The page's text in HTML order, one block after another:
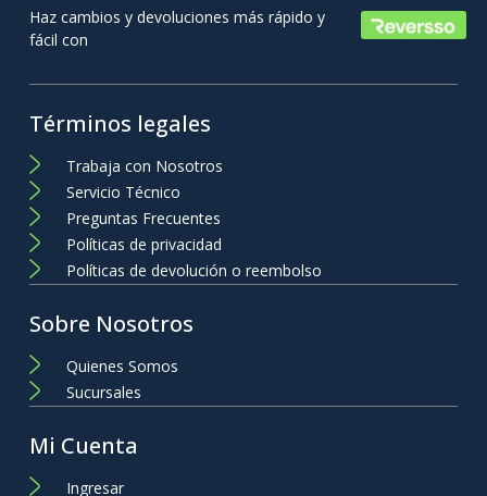
Haz cambios y devoluciones más rápido y
fácil con
Términos legales
Trabaja con Nosotros
Servicio Técnico
Preguntas Frecuentes
Políticas de privacidad
Políticas de devolución o reembolso
Sobre Nosotros
Quienes Somos
Sucursales
Mi Cuenta
Ingresar